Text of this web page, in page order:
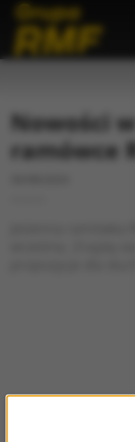
Nowości
ramówce